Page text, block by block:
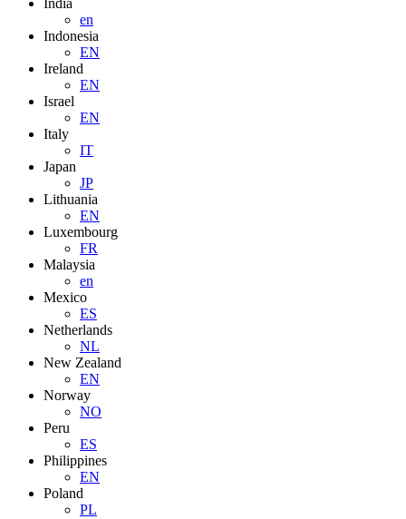
India
en
Indonesia
EN
Ireland
EN
Israel
EN
Italy
IT
Japan
JP
Lithuania
EN
Luxembourg
FR
Malaysia
en
Mexico
ES
Netherlands
NL
New Zealand
EN
Norway
NO
Peru
ES
Philippines
EN
Poland
PL